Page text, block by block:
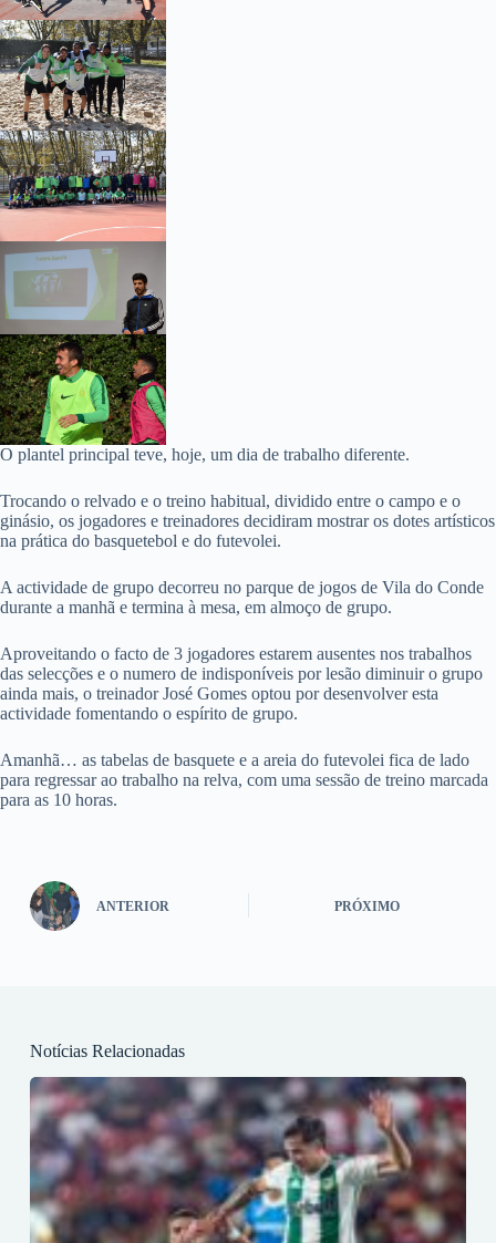
O plantel principal teve, hoje, um dia de trabalho diferente.
Trocando o relvado e o treino habitual, dividido entre o campo e o
ginásio, os jogadores e treinadores decidiram mostrar os dotes artísticos
na prática do basquetebol e do futevolei.
A actividade de grupo decorreu no parque de jogos de Vila do Conde
durante a manhã e termina à mesa, em almoço de grupo.
Aproveitando o facto de 3 jogadores estarem ausentes nos trabalhos
das selecções e o numero de indisponíveis por lesão diminuir o grupo
ainda mais, o treinador José Gomes optou por desenvolver esta
actividade fomentando o espírito de grupo.
Amanhã… as tabelas de basquete e a areia do futevolei fica de lado
para regressar ao trabalho na relva, com uma sessão de treino marcada
para as 10 horas.
ANTERIOR PRÓXIMO
Notícias Relacionadas